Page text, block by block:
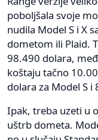
poboljšala svoje
nudila Model S i X
dometom ili Plaid.
98.490 dolara,
koštaju tačno
dolara za Model S
Ipak, treba uzeti u
uštrb dometa.